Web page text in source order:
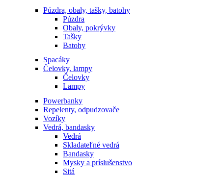
Púzdra, obaly, tašky, batohy
Púzdra
Obaly, pokrývky
Tašky
Batohy
Spacáky
Čelovky, lampy
Čelovky
Lampy
Powerbanky
Repelenty, odpudzovače
Vozíky
Vedrá, bandasky
Vedrá
Skladateľné vedrá
Bandasky
Mysky a príslušenstvo
Sitá